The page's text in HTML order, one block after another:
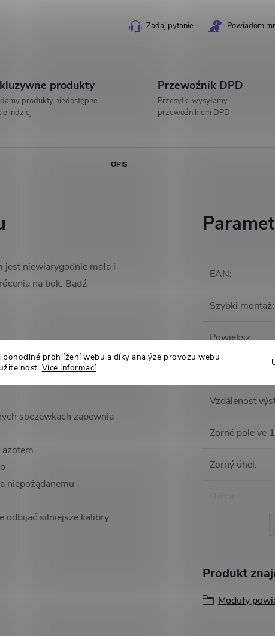
prohlížení webu a díky analýze provozu webu
Více informací
Zadaj pytanie Powiadom
produkty
produkty niedostępne
indziej
Przewoźnik DPD
Przesyłki wysyłamy
przewoźnikiem DPD
OPIS
niewiarygodnie mała i
na bok. Bądź
"współbieżności" lub
soczewkach zapewnia
niepożądanemu
odbijać silniejsze kalibry
EAN:
Szybki montaż:
Powiększ:
Průměr
Vzdálenost
Zorné pole ve
Zorný úhel:
Produkt
Moduły